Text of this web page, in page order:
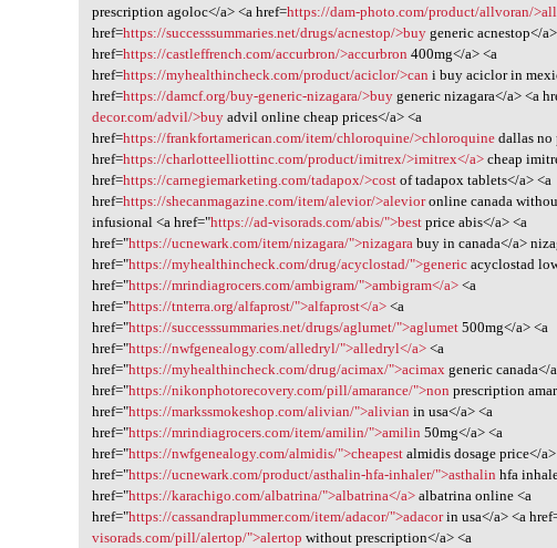
prescription agoloc</a> <a href=https://dam-photo.com/product/allvoran/
href=https://successsummaries.net/drugs/acnestop/>buy generic acnestop</
href=https://castleffrench.com/accurbron/>accurbron 400mg</a> <a
href=https://myhealthincheck.com/product/aciclor/>can i buy aciclor in
href=https://damcf.org/buy-generic-nizagara/>buy generic nizagara</a> <a
decor.com/advil/>buy advil online cheap prices</a> <a
href=https://frankfortamerican.com/item/chloroquine/>chloroquine dallas no
href=https://charlotteelliottinc.com/product/imitrex/>imitrex</a> cheap
href=https://carnegiemarketing.com/tadapox/>cost of tadapox tablets</a> <a
href=https://shecanmagazine.com/item/alevior/>alevioronline canada
infusional <a href="https://ad-visorads.com/abis/">best price abis</a> <a
href="https://ucnewark.com/item/nizagara/">nizagara buy in canada</a>
href="https://myhealthincheck.com/drug/acyclostad/">generic acyclostad
href="https://mrindiagrocers.com/ambigram/">ambigram</a> <a
href="https://tnterra.org/alfaprost/">alfaprost</a> <a
href="https://successsummaries.net/drugs/aglumet/">aglumet 500mg</a> <a
href="https://nwfgenealogy.com/alledryl/">alledryl</a> <a
href="https://myhealthincheck.com/drug/acimax/">acimax generic canada</
href="https://nikonphotorecovery.com/pill/amarance/">non prescription
href="https://markssmokeshop.com/alivian/">alivian in usa</a> <a
href="https://mrindiagrocers.com/item/amilin/">amilin 50mg</a> <a
href="https://nwfgenealogy.com/almidis/">cheapest almidis dosage price</
href="https://ucnewark.com/product/asthalin-hfa-inhaler/">asthalin hfa
href="https://karachigo.com/albatrina/">albatrina</a> albatrina online <a
href="https://cassandraplummer.com/item/adacor/">adacorin usa</a> <a
visorads.com/pill/alertop/">alertop without prescription</a> <a